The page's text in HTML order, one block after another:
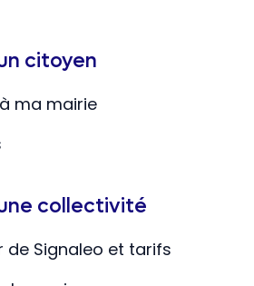
citoyen
ma mairie
collectivité
de Signaleo et tarifs